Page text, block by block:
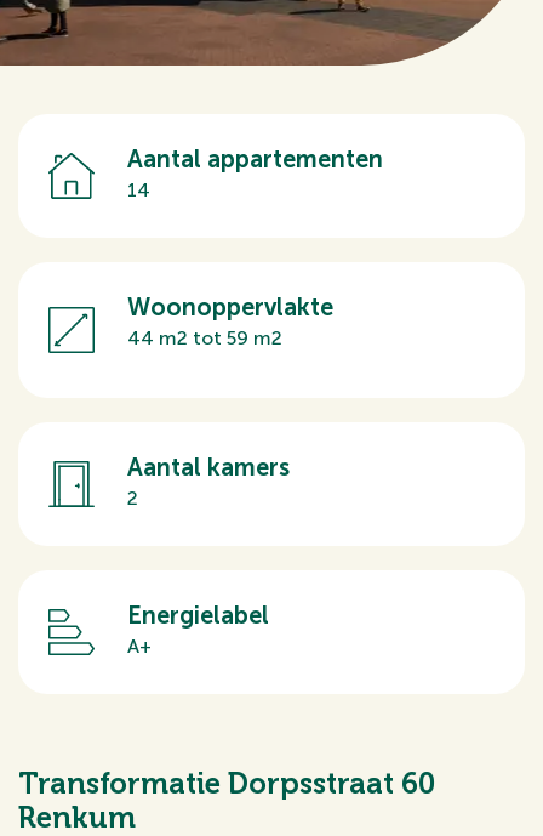
Aantal appartementen
14
Woonoppervlakte
44 m2 tot 59 m2
Aantal kamers
2
Energielabel
A+
Transformatie Dorpsstraat 60
Renkum